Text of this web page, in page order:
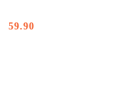
Cena:
59.90